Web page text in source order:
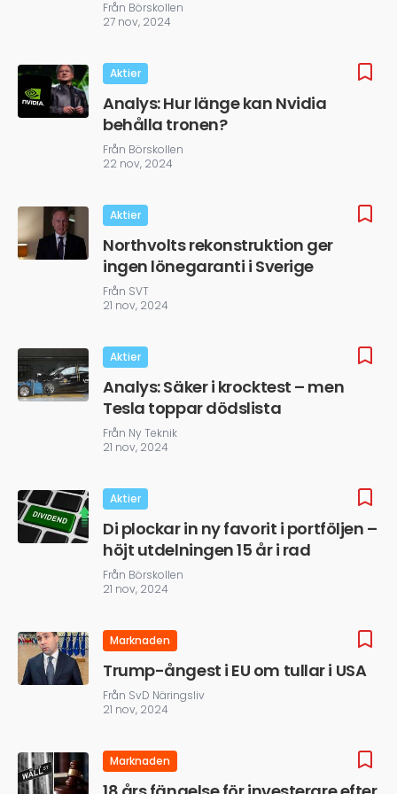
Från Börskollen
27 nov, 2024
Aktier
Analys: Hur länge kan Nvidia
behålla tronen?
Från Börskollen
22 nov, 2024
Aktier
Northvolts rekonstruktion ger
ingen lönegaranti i Sverige
Från SVT
21 nov, 2024
Aktier
Analys: Säker i krocktest – men
Tesla toppar dödslista
Från Ny Teknik
21 nov, 2024
Aktier
Di plockar in ny favorit i portföljen –
höjt utdelningen 15 år i rad
Från Börskollen
21 nov, 2024
Marknaden
Trump-ångest i EU om tullar i USA
Från SvD Näringsliv
21 nov, 2024
Marknaden